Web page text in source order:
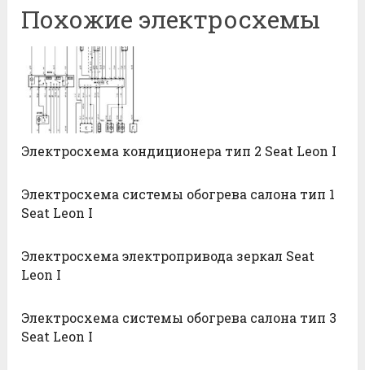
Похожие электросхемы
Электросхема кондиционера тип 2 Seat Leon I
Электросхема системы обогрева салона тип 1
Seat Leon I
Электросхема электропривода зеркал Seat
Leon I
Электросхема системы обогрева салона тип 3
Seat Leon I